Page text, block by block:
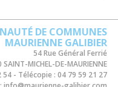
DE COMMUNES
MAURIENNE GALIBIER
54 Rue Général Ferrié
SAINT-MICHEL-DE-MAURIENNE
54 Télécopie :04 79 59 21 27